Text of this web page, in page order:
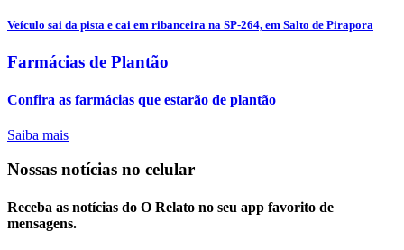
Veículo sai da pista e cai em ribanceira na SP-264, em Salto de Pirapora
Farmácias de Plantão
Confira as farmácias que estarão de plantão
Saiba mais
Nossas notícias no celular
Receba as notícias do O Relato no seu app favorito de
mensagens.